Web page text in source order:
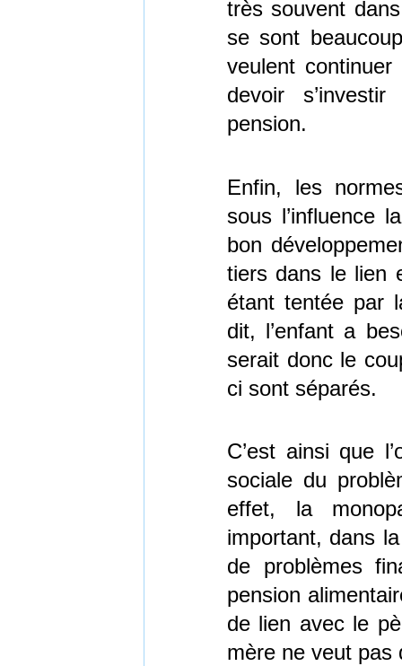
très souvent
se sont
veulent
devoir
pension.
Enfin, les
sous l’influence
bon
tiers dans le lien
étant tentée par
dit, l’enfant a
serait donc le
ci sont séparés.
C’est ainsi que
sociale du
effet, la
important, dans
de problèmes
pension
de lien avec le
mère ne veut pas